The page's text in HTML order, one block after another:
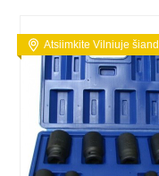
Atsiimkite Vilniuje